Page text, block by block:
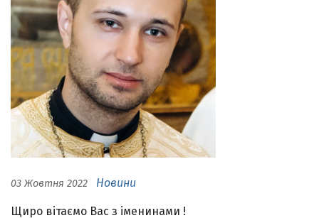
03 Жовтня 2022 Новини
Щиро вітаємо Вас з іменинами !